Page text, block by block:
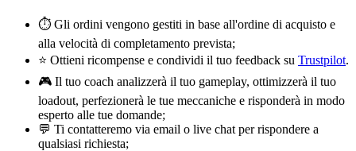
⏱️ Gli ordini vengono gestiti in base all'ordine di acquisto e
alla velocità di completamento prevista;
⭐ Ottieni ricompense e condividi il tuo feedback su Trustpilot.
🎮 Il tuo coach analizzerà il tuo gameplay, ottimizzerà il tuo
loadout, perfezionerà le tue meccaniche e risponderà in modo
esperto alle tue domande;
💬 Ti contatteremo via email o live chat per rispondere a
qualsiasi richiesta;